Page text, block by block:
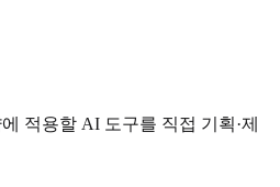
적용할 AI 도구를 직접 기획·제